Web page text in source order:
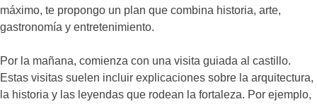
máximo, te propongo un plan que combina historia, arte,
gastronomía y entretenimiento.
Por la mañana, comienza con una visita guiada al castillo.
Estas visitas suelen incluir explicaciones sobre la arquitectura,
la historia y las leyendas que rodean la fortaleza. Por ejemplo,